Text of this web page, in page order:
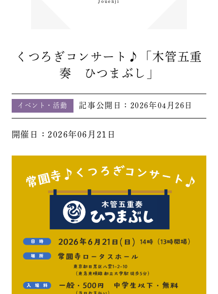
Jouenji
くつろぎコンサート♪「木管五重
奏 ひつまぶし」
イベント・活動 記事公開日： 2026年04月26日
開催日：2026年06月21日